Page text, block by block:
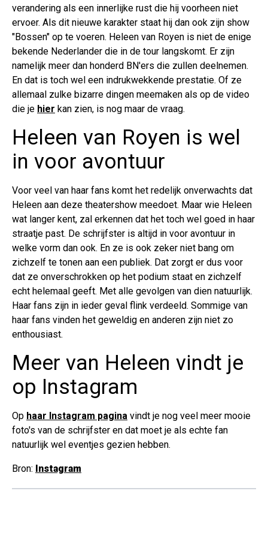
verandering als een innerlijke rust die hij voorheen niet
ervoer. Als dit nieuwe karakter staat hij dan ook zijn show
"Bossen" op te voeren. Heleen van Royen is niet de enige
bekende Nederlander die in de tour langskomt. Er zijn
namelijk meer dan honderd BN'ers die zullen deelnemen.
En dat is toch wel een indrukwekkende prestatie. Of ze
allemaal zulke bizarre dingen meemaken als op de video
die je hier kan zien, is nog maar de vraag.
Heleen van Royen is wel
in voor avontuur
Voor veel van haar fans komt het redelijk onverwachts dat
Heleen aan deze theatershow meedoet. Maar wie Heleen
wat langer kent, zal erkennen dat het toch wel goed in haar
straatje past. De schrijfster is altijd in voor avontuur in
welke vorm dan ook. En ze is ook zeker niet bang om
zichzelf te tonen aan een publiek. Dat zorgt er dus voor
dat ze onverschrokken op het podium staat en zichzelf
echt helemaal geeft. Met alle gevolgen van dien natuurlijk.
Haar fans zijn in ieder geval flink verdeeld. Sommige van
haar fans vinden het geweldig en anderen zijn niet zo
enthousiast.
Meer van Heleen vindt je
op Instagram
Op haar Instagram pagina vindt je nog veel meer mooie
foto's van de schrijfster en dat moet je als echte fan
natuurlijk wel eventjes gezien hebben.
Bron: Instagram